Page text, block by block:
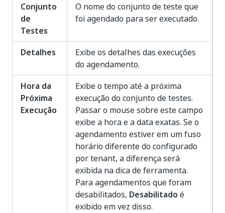
Conjunto
de
Testes
O nome do conjunto de teste que
foi agendado para ser executado.
Detalhes
Exibe os detalhes das execuções
do agendamento.
Hora da
Próxima
Execução
Exibe o tempo até a próxima
execução do conjunto de testes.
Passar o mouse sobre este campo
exibe a hora e a data exatas. Se o
agendamento estiver em um fuso
horário diferente do configurado
por tenant, a diferença será
exibida na dica de ferramenta.
Para agendamentos que foram
desabilitados, Desabilitado é
exibido em vez disso.